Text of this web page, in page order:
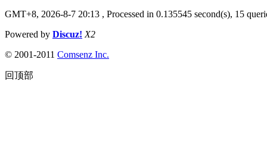
GMT+8, 2026-8-7 20:13 , Processed in 0.135545 second(s), 15
Powered by Discuz! X2
© 2001-2011 Comsenz Inc.
回顶部